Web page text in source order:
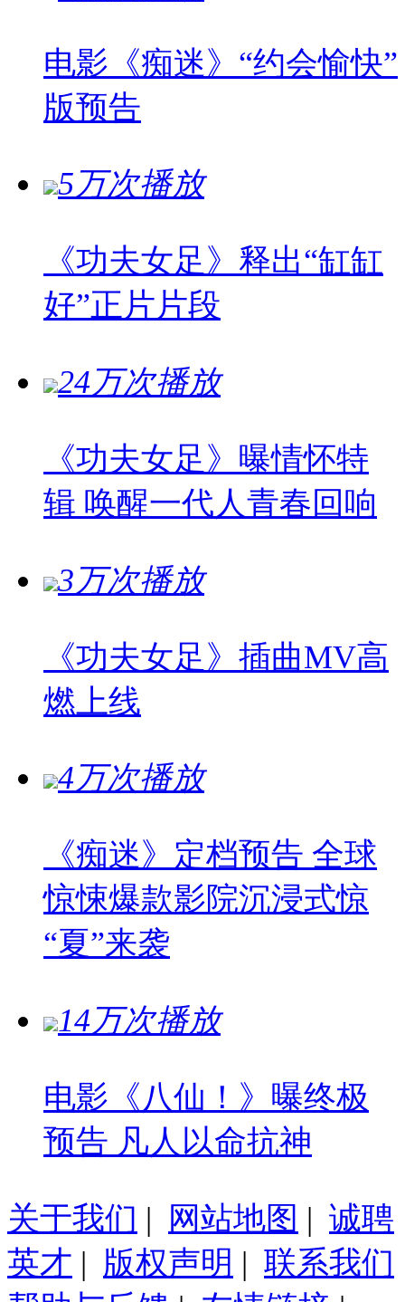
电影《痴迷》“约会愉快”
版预告
5万次播放
《功夫女足》释出“缸缸
好”正片片段
24万次播放
《功夫女足》曝情怀特
辑 唤醒一代人青春回响
3万次播放
《功夫女足》插曲MV高
燃上线
4万次播放
《痴迷》定档预告 全球
惊悚爆款影院沉浸式惊
“夏”来袭
14万次播放
电影《八仙！》曝终极
预告 凡人以命抗神
关于我们 | 网站地图 | 诚聘
英才 | 版权声明 | 联系我们